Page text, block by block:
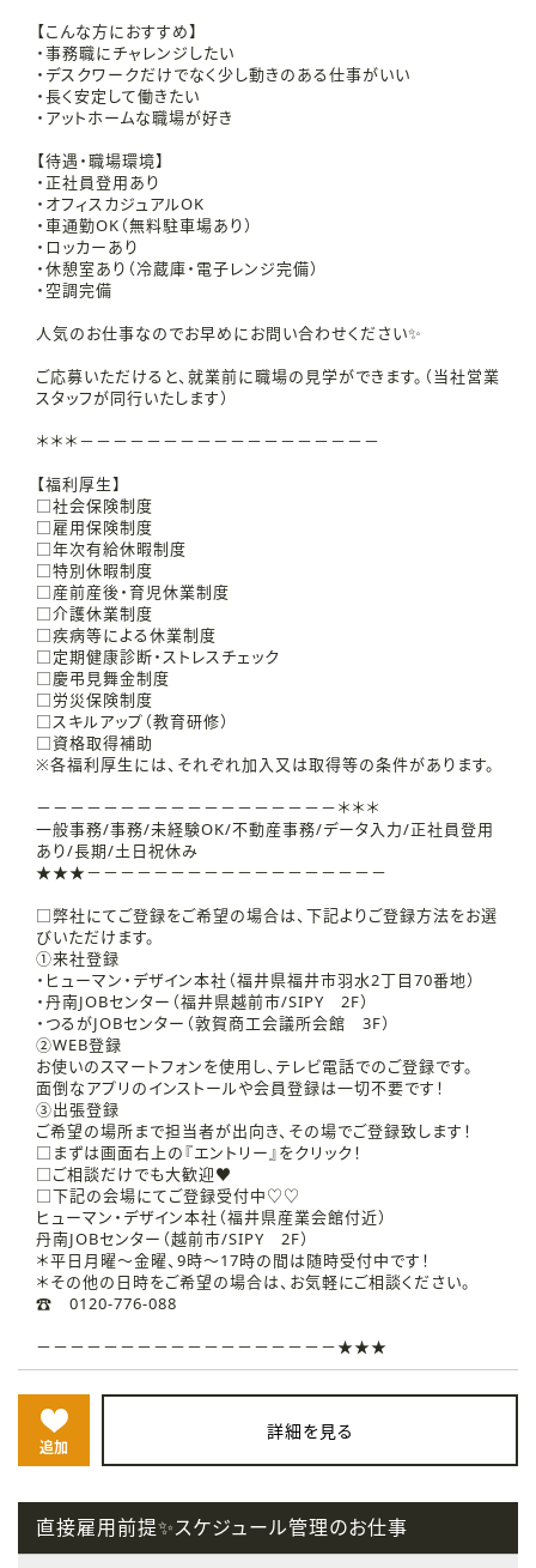
【こんな方におすすめ】
・事務職にチャレンジしたい
・デスクワークだけでなく少し動きのある仕事がいい
・長く安定して働きたい
・アットホームな職場が好き
【待遇・職場環境】
・正社員登用あり
・オフィスカジュアルOK
・車通勤OK（無料駐車場あり）
・ロッカーあり
・休憩室あり（冷蔵庫・電子レンジ完備）
・空調完備
人気のお仕事なのでお早めにお問い合わせください✨
ご応募いただけると、就業前に職場の見学ができます。（当社営業
スタッフが同行いたします）
＊＊＊－－－－－－－－－－－－－－－－－－
【福利厚生】
□社会保険制度
□雇用保険制度
□年次有給休暇制度
□特別休暇制度
□産前産後・育児休業制度
□介護休業制度
□疾病等による休業制度
□定期健康診断・ストレスチェック
□慶弔見舞金制度
□労災保険制度
□スキルアップ（教育研修）
□資格取得補助
※各福利厚生には、それぞれ加入又は取得等の条件があります。
－－－－－－－－－－－－－－－－－－＊＊＊
一般事務/事務/未経験OK/不動産事務/データ入力/正社員登用
あり/長期/土日祝休み
★★★－－－－－－－－－－－－－－－－－－
□弊社にてご登録をご希望の場合は、下記よりご登録方法をお選
びいただけます。
①来社登録
・ヒューマン・デザイン本社（福井県福井市羽水2丁目70番地）
・丹南JOBセンター（福井県越前市/SIPY 2F）
・つるがJOBセンター（敦賀商工会議所会館 3F）
②WEB登録
お使いのスマートフォンを使用し、テレビ電話でのご登録です。
面倒なアプリのインストールや会員登録は一切不要です！
③出張登録
ご希望の場所まで担当者が出向き、その場でご登録致します！
□まずは画面右上の『エントリー』をクリック！
□ご相談だけでも大歓迎♥
□下記の会場にてご登録受付中♡♡
ヒューマン・デザイン本社（福井県産業会館付近）
丹南JOBセンター（越前市/SIPY 2F）
＊平日月曜～金曜、9時～17時の間は随時受付中です！
＊その他の日時をご希望の場合は、お気軽にご相談ください。
☎ 0120-776-088
－－－－－－－－－－－－－－－－－－★★★
追加
詳細を見る
直接雇用前提✨スケジュール管理のお仕事